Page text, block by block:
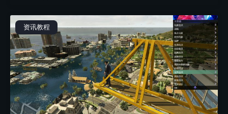
资讯教程